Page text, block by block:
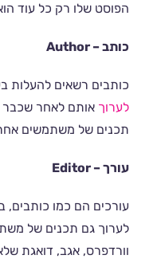
הפוסט שלו רק כל עוד
כותב – Author
כותבים רשאים להעלות
לערוך אותם לאחר שכבר
תכנים של משתמשים
עורך – Editor
עורכים הם כמו כותבים,
לערוך גם תכנים של
וורדפרס, אגב, דואגת